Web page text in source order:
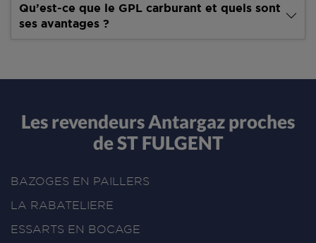
Qu’est-ce que le GPL carburant et quels sont
ses avantages ?
Les revendeurs Antargaz proches
de ST FULGENT
BAZOGES EN PAILLERS
LA RABATELIERE
ESSARTS EN BOCAGE